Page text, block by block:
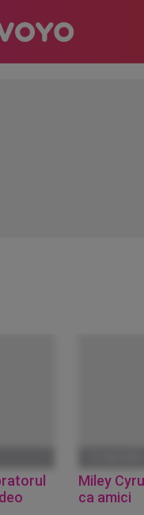
Miley
ca amici